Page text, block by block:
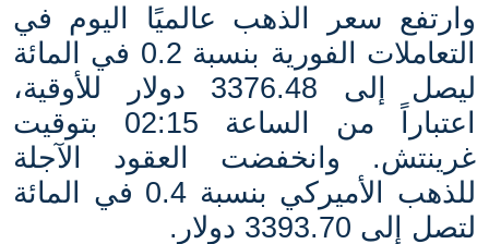
وارتفع سعر الذهب عالميًا اليوم في
التعاملات الفورية بنسبة 0.2 في المائة
ليصل إلى 3376.48 دولار للأوقية،
اعتباراً من الساعة 02:15 بتوقيت
غرينتش. وانخفضت العقود الآجلة
للذهب الأميركي بنسبة 0.4 في المائة
لتصل إلى 3393.70 دولار
.